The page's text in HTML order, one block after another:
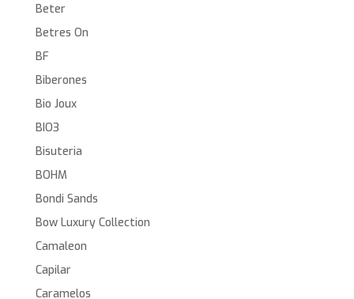
Beter
Betres On
BF
Biberones
Bio Joux
BIO3
Bisuteria
BOHM
Bondi Sands
Bow Luxury Collection
Camaleon
Capilar
Caramelos